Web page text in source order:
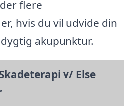
flere
hvis du vil udvide din
akupunktur.
v/ Else